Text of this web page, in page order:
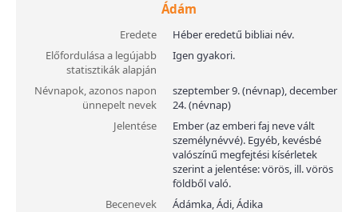
Ádám
Eredete
Héber eredetű bibliai név.
Előfordulása a legújabb
statisztikák alapján
Igen gyakori.
Névnapok, azonos napon
ünnepelt nevek
szeptember 9. (névnap), december
24. (névnap)
Jelentése
Ember (az emberi faj neve vált
személynévvé). Egyéb, kevésbé
valószínű megfejtési kísérletek
szerint a jelentése: vörös, ill. vörös
földből való.
Becenevek
Ádámka, Ádi, Ádika